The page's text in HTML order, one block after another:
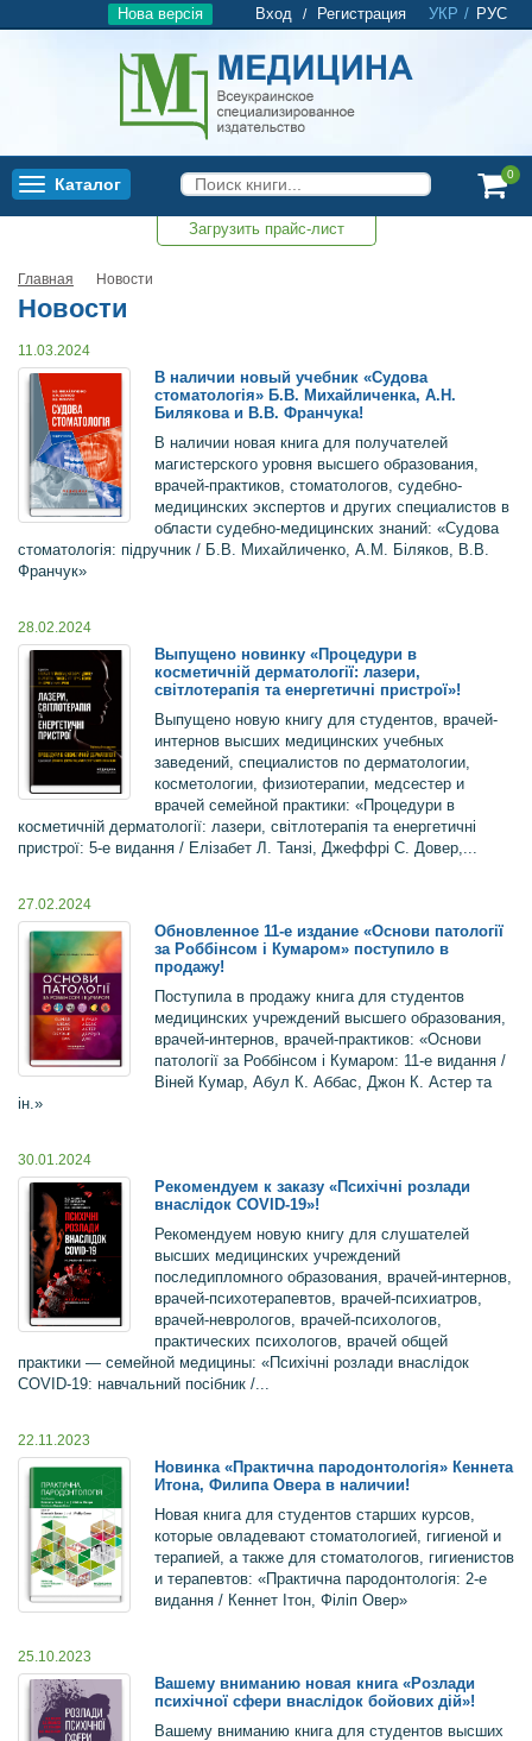
УКР / РУС
Вход / Регистрация
Нова версія
Toggle
Каталог
0
Загрузить прайс-лист
Главная Новости
Новости
11.03.2024
В наличии новый учебник «Судова
стоматологія» Б.В. Михайличенка, А.Н.
Билякова и В.В. Франчука!
В наличии новая книга для получателей
магистерского уровня высшего образования,
врачей-практиков, стоматологов, судебно-
медицинских экспертов и других специалистов в
области судебно-медицинских знаний: «Судова
стоматологія: підручник / Б.В. Михайличенко, А.М. Біляков, В.В.
Франчук»
28.02.2024
Выпущено новинку «Процедури в
косметичній дерматології: лазери,
світлотерапія та енергетичні пристрої»!
Выпущено новую книгу для студентов, врачей-
интернов высших медицинских учебных
заведений, специалистов по дерматологии,
косметологии, физиотерапии, медсестер и
врачей семейной практики: «Процедури в
косметичній дерматології: лазери, світлотерапія та енергетичні
пристрої: 5-е видання / Елізабет Л. Танзі, Джеффрі С. Довер,...
27.02.2024
Обновленное 11-е издание «Основи патології
за Роббінсом і Кумаром» поступило в
продажу!
Поступила в продажу книга для студентов
медицинских учреждений высшего образования,
врачей-интернов, врачей-практиков: «Основи
патології за Роббінсом і Кумаром: 11-е видання /
Віней Кумар, Абул К. Аббас, Джон К. Астер та
ін.»
30.01.2024
Рекомендуем к заказу «Психічні розлади
внаслідок COVID-19»!
Рекомендуем новую книгу для слушателей
высших медицинских учреждений
последипломного образования, врачей-интернов,
врачей-психотерапевтов, врачей-психиатров,
врачей-неврологов, врачей-психологов,
практических психологов, врачей общей
практики — семейной медицины: «Психічні розлади внаслідок
COVID-19: навчальний посібник /...
22.11.2023
Новинка «Практична пародонтологія» Кеннета
Итона, Филипа Овера в наличии!
Новая книга для студентов старших курсов,
которые овладевают стоматологией, гигиеной и
терапией, а также для стоматологов, гигиенистов
и терапевтов: «Практична пародонтологія: 2-е
видання / Кеннет Ітон, Філіп Овер»
25.10.2023
Вашему вниманию новая книга «Розлади
психічної сфери внаслідок бойових дій»!
Вашему вниманию книга для студентов высших